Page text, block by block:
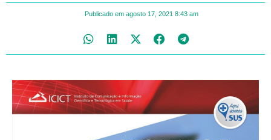
Publicado em agosto 17, 2021 8:43 am